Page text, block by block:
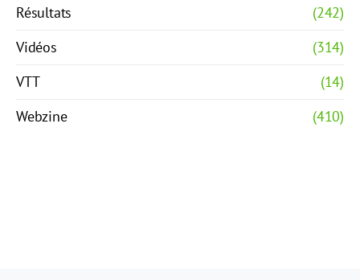
Résultats
(242)
Vidéos
(314)
VTT
(14)
Webzine
(410)